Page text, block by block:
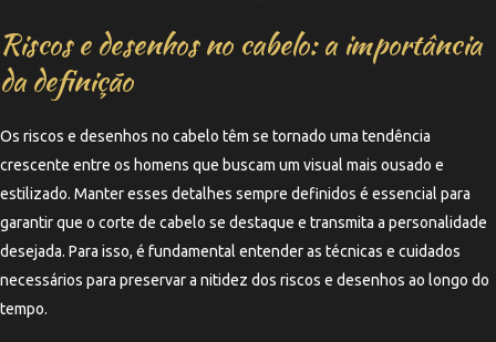
Riscos e desenhos no cabelo: a importância
da definição
Os riscos e desenhos no cabelo têm se tornado uma tendência
crescente entre os homens que buscam um visual mais ousado e
estilizado. Manter esses detalhes sempre definidos é essencial para
garantir que o corte de cabelo se destaque e transmita a personalidade
desejada. Para isso, é fundamental entender as técnicas e cuidados
necessários para preservar a nitidez dos riscos e desenhos ao longo do
tempo.